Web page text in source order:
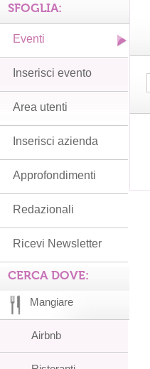
SFOGLIA:
Eventi
Inserisci evento
Area utenti
Inserisci azienda
Approfondimenti
Redazionali
Ricevi Newsletter
CERCA DOVE:
Mangiare
Airbnb